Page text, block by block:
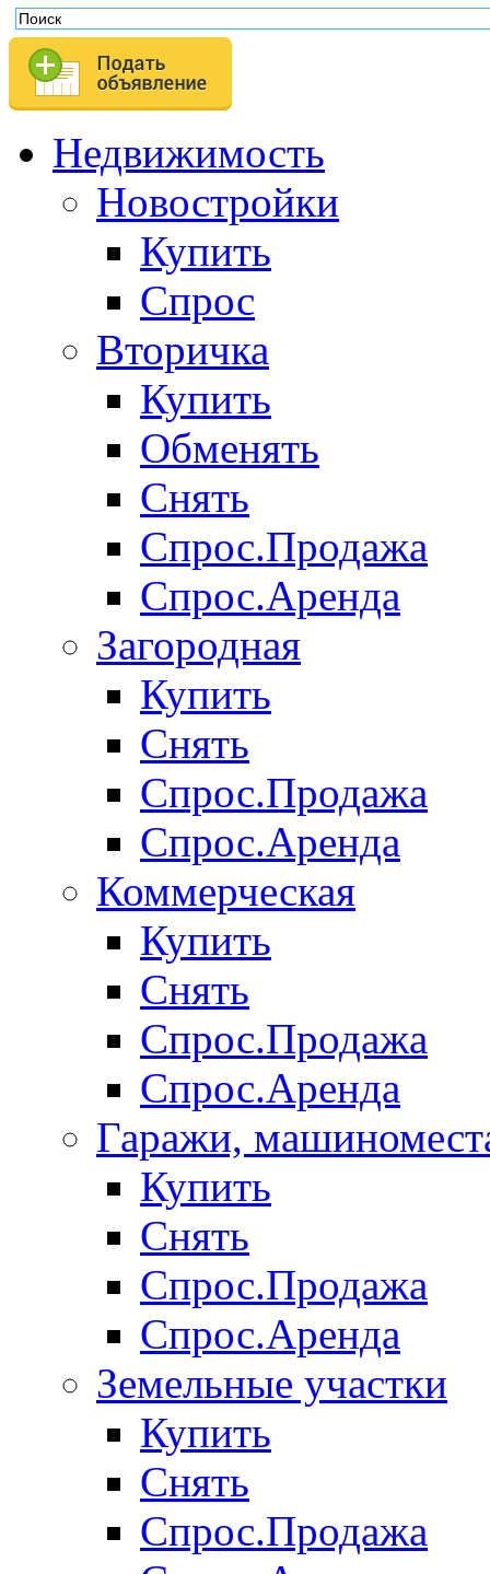
Недвижимость
Новостройки
Купить
Спрос
Вторичка
Купить
Обменять
Снять
Спрос.Продажа
Спрос.Аренда
Загородная
Купить
Снять
Спрос.Продажа
Спрос.Аренда
Коммерческая
Купить
Снять
Спрос.Продажа
Спрос.Аренда
Гаражи,
Купить
Снять
Спрос.Продажа
Спрос.Аренда
Земельные участки
Купить
Снять
Спрос.Продажа